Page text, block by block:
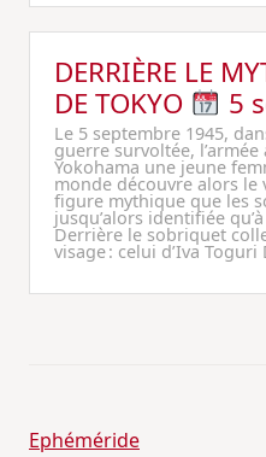
DERRIÈRE LE
DE TOKYO
5
Le 5 septembre 1945,
guerre survoltée,
Yokohama une jeune
monde découvre alors le
figure mythique que les
jusqu’alors identifiée
Derrière le sobriquet
visage : celui d’Iva Toguri
Ephéméride